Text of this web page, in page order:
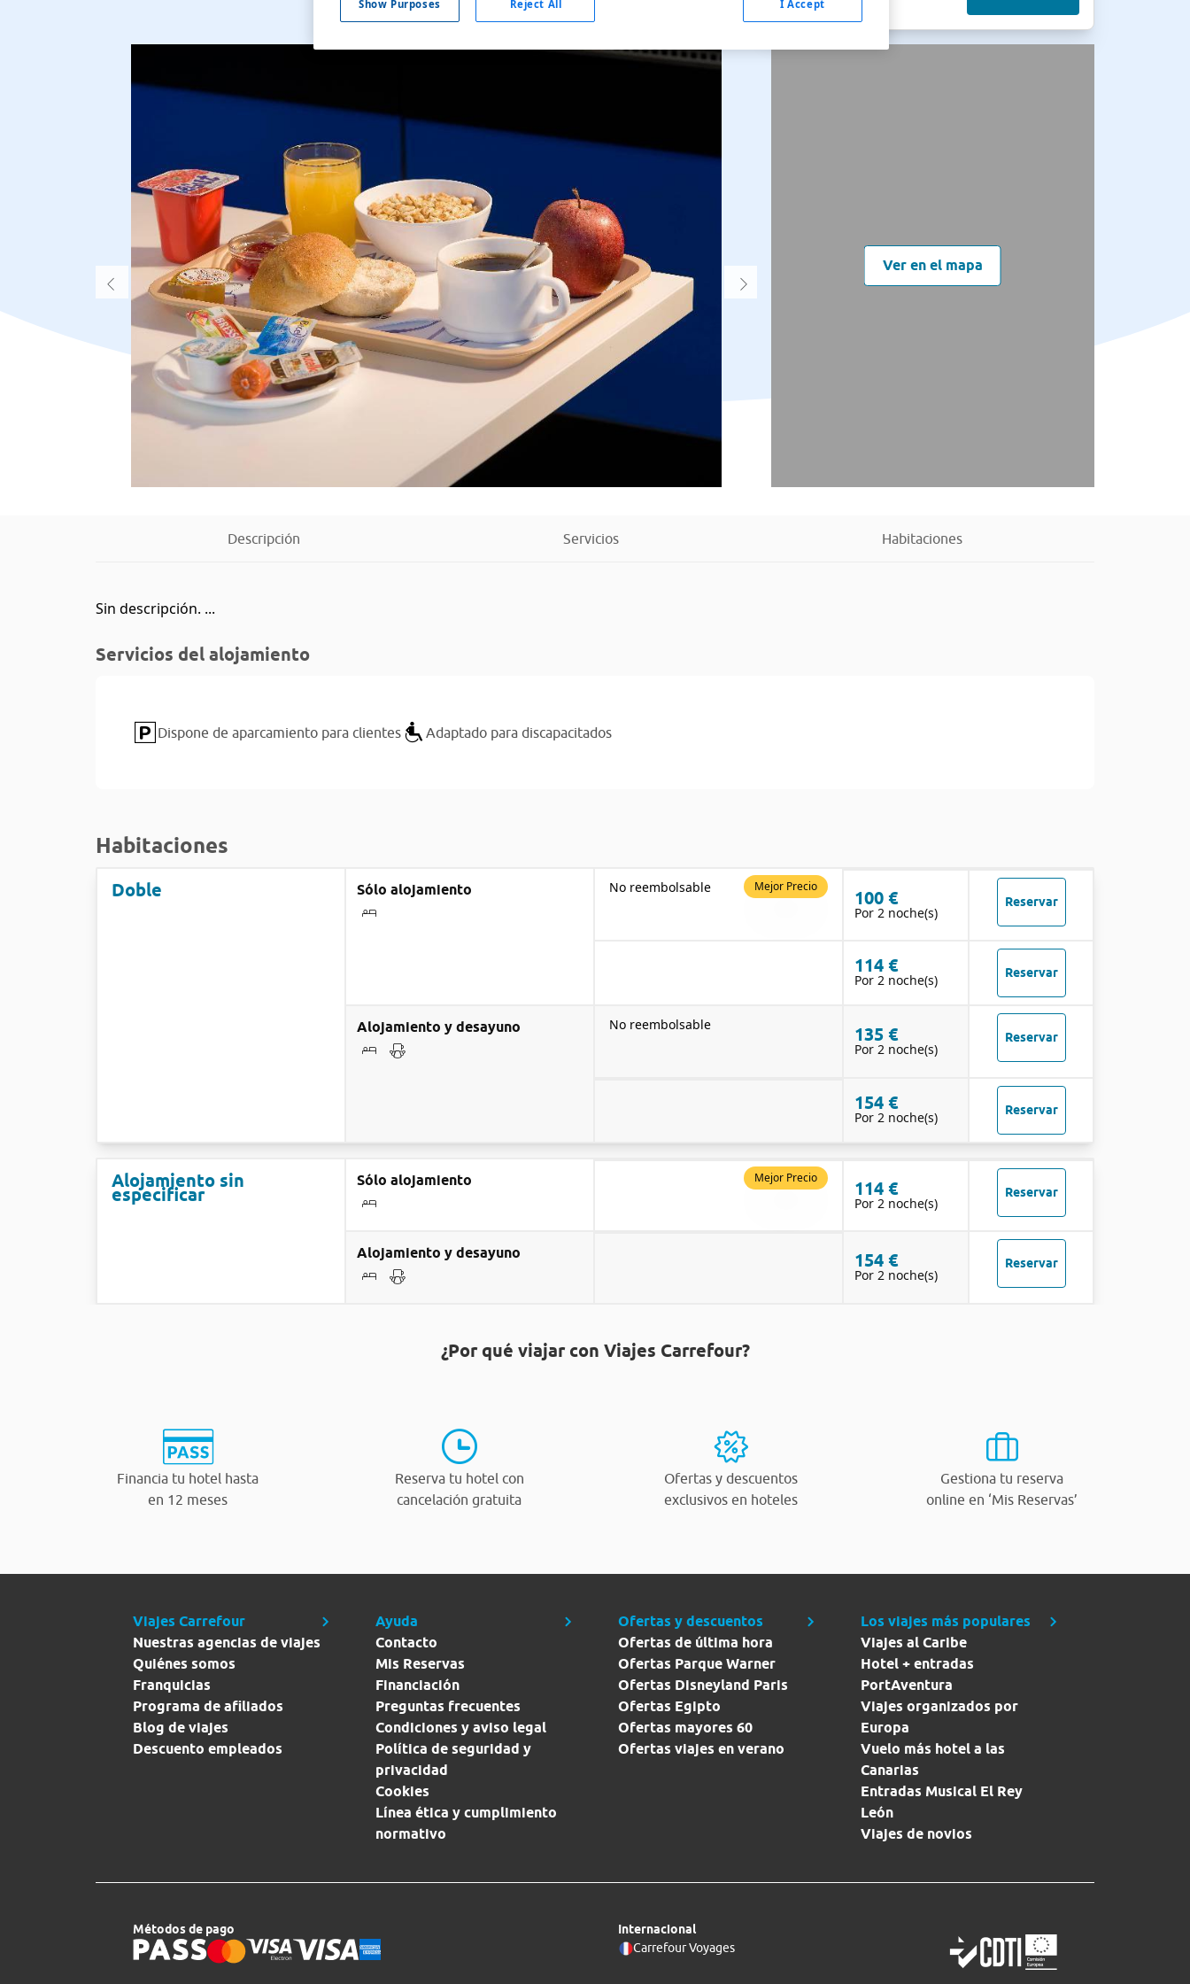
Ver en el mapa
Descripción Servicios Habitaciones
Sin descripción. ...
Servicios del alojamiento
Dispone de aparcamiento para clientes Adaptado para discapacitados
Habitaciones
Doble Sólo alojamiento No reembolsable Mejor Precio
100 €
Por 2 noche(s)
Reservar
114 €
Por 2 noche(s) Reservar
Alojamiento y desayuno No reembolsable 135 €
Por 2 noche(s)
Reservar
154 €
Por 2 noche(s) Reservar
Alojamiento sin
especificar
Sólo alojamiento Mejor Precio 114 €
Por 2 noche(s)
Reservar
Alojamiento y desayuno 154 €
Por 2 noche(s)
Reservar
¿Por qué viajar con Viajes Carrefour?
Financia tu hotel hasta
en 12 meses
Reserva tu hotel con
cancelación gratuita
Ofertas y descuentos
exclusivos en hoteles
Gestiona tu reserva
online en ‘Mis Reservas’
Viajes Carrefour
Nuestras agencias de viajes
Quiénes somos
Franquicias
Programa de afiliados
Blog de viajes
Descuento empleados
Ayuda
Contacto
Mis Reservas
Financiación
Preguntas frecuentes
Condiciones y aviso legal
Política de seguridad y
privacidad
Cookies
Línea ética y cumplimiento
normativo
Ofertas y descuentos
Ofertas de última hora
Ofertas Parque Warner
Ofertas Disneyland Paris
Ofertas Egipto
Ofertas mayores 60
Ofertas viajes en verano
Los viajes más populares
Viajes al Caribe
Hotel + entradas
PortAventura
Viajes organizados por
Europa
Vuelo más hotel a las
Canarias
Entradas Musical El Rey
León
Viajes de novios
Métodos de pago
Internacional
Carrefour Voyages
Show Purposes Reject All I Accept